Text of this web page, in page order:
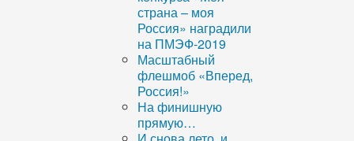
страна – моя
Россия» наградили
на ПМЭФ-2019
Масштабный
флешмоб «Вперед,
Россия!»
На финишную
прямую…